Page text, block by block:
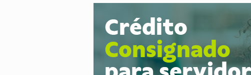
EXPANSÃO:Grupo Nova Era amplia presença
ROTA GLOBAL: PCC amplia presença
CONEXÃO RONDONIAOVIVO: Museólogo